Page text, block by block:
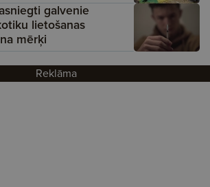
galvenie
lietošanas
mērķi
Reklāma